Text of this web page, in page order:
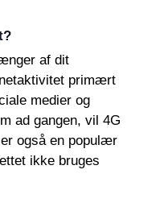
af dit
primært
medier og
ad gangen, vil 4G
også en populær
ikke bruges